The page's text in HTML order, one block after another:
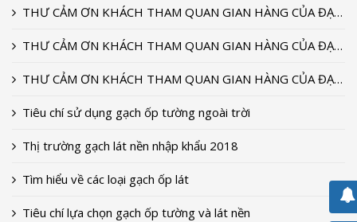
THƯ CẢM ƠN KHÁCH THAM QUAN GIAN HÀNG CỦA ĐẠI DƯƠNG CERAMIC TẠI TRIỂN LÃM VIETBUILD T9-2020
THƯ CẢM ƠN KHÁCH THAM QUAN GIAN HÀNG CỦA ĐẠI DƯƠNG CERAMIC TẠI TRIỂN LÃM VIETBUILD T9-2018
THƯ CẢM ƠN KHÁCH THAM QUAN GIAN HÀNG CỦA ĐẠI DƯƠNG CERAMIC TẠI TRIỂN LÃM VIETBUILD 2018
Tiêu chí sử dụng gạch ốp tường ngoài trời
Thị trường gạch lát nền nhập khẩu 2018
Tìm hiểu về các loại gạch ốp lát
Tiêu chí lựa chọn gạch ốp tường và lát nền